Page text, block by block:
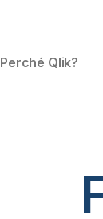
Perché Qlik?